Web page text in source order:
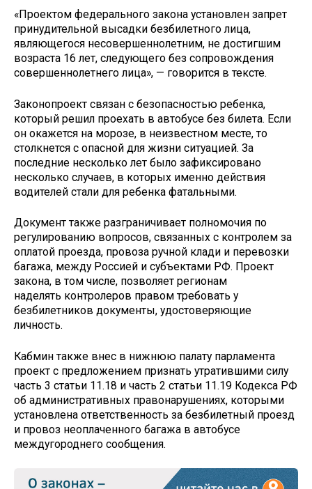
«Проектом федерального закона установлен запрет
принудительной высадки безбилетного лица,
являющегося несовершеннолетним, не достигшим
возраста 16 лет, следующего без сопровождения
совершеннолетнего лица», — говорится в тексте.
Законопроект связан с безопасностью ребенка,
который решил проехать в автобусе без билета. Если
он окажется на морозе, в неизвестном месте, то
столкнется с опасной для жизни ситуацией. За
последние несколько лет было зафиксировано
несколько случаев, в которых именно действия
водителей стали для ребенка фатальными.
Документ также разграничивает полномочия по
регулированию вопросов, связанных с контролем за
оплатой проезда, провоза ручной клади и перевозки
багажа, между Россией и субъектами РФ. Проект
закона, в том числе, позволяет регионам
наделять контролеров правом требовать у
безбилетников документы, удостоверяющие
личность.
Кабмин также внес в нижнюю палату парламента
проект с предложением признать утратившими силу
часть 3 статьи 11.18 и часть 2 статьи 11.19 Кодекса РФ
об административных правонарушениях, которыми
установлена ответственность за безбилетный проезд
и провоз неоплаченного багажа в автобусе
междугороднего сообщения.